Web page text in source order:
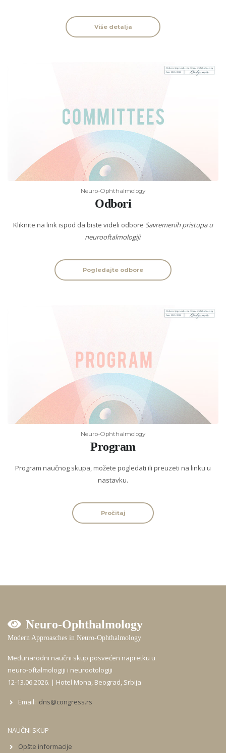
Više detalja
Neuro-Ophthalmology
Odbori
Kliknite na link ispod da biste videli odbore Savremenih pristupa u
neurooftalmologiji.
Pogledajte odbore
Neuro-Ophthalmology
Program
Program naučnog skupa, možete pogledati ili preuzeti na linku u
nastavku.
Pročitaj
Neuro-Ophthalmology
Modern Approasches in Neuro-Ophthalmology
Međunarodni naučni skup posvećen napretku u
neuro-oftalmologiji i neurootologiji
12-13.06.2026. | Hotel Mona, Beograd, Srbija
Email: dns@congress.rs
NAUČNI SKUP
Opšte informacije